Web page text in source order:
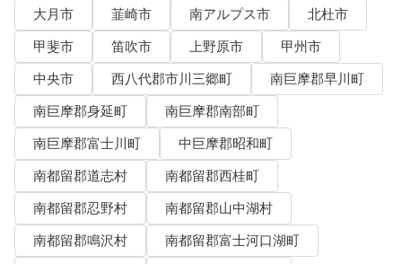
大月市
韮崎市 南アルプス市
北杜市
甲斐市
笛吹市 上野原市
甲州市
中央市
西八代郡市川三郷町
南巨摩郡早川町
南巨摩郡身延町
南巨摩郡南部町
南巨摩郡富士川町
中巨摩郡昭和町
南都留郡道志村
南都留郡西桂町
南都留郡忍野村
南都留郡山中湖村
南都留郡鳴沢村
南都留郡富士河口湖町